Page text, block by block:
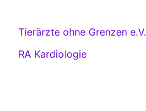
Tierärzte ohne Grenzen e.V.
RA Kardiologie